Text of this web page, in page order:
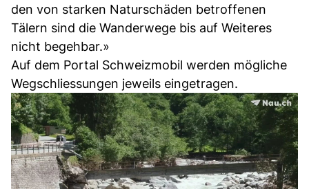
den von starken Naturschäden betroffenen
Tälern sind die Wanderwege bis auf Weiteres
nicht begehbar.»
Auf dem Portal Schweizmobil werden mögliche
Wegschliessungen jeweils eingetragen.